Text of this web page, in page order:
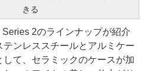
きる
2のラインナップが紹介
ンレススチールとアルミケー
て、セラミックのケースが加